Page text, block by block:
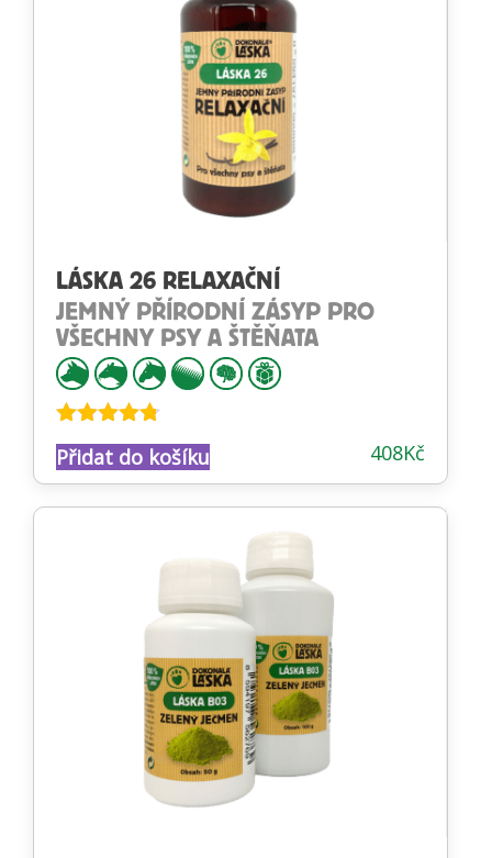
LÁSKA 26 RELAXAČNÍ
JEMNÝ PŘÍRODNÍ ZÁSYP PRO
VŠECHNY PSY A ŠTĚŇATA
Hodnocení
4.70z 5 408Kč
Přidat do košíku